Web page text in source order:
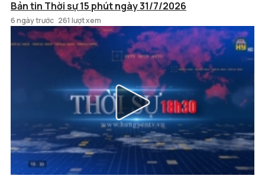
Bản tin Thời sự 15 phút ngày 31/7/2026
6 ngày trước 261 lượt xem